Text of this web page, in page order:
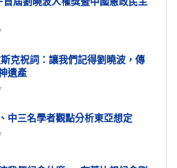
斯克祝詞：讓我們記得劉曉波，傳
遺產
中三名學者觀點分析東亞想定